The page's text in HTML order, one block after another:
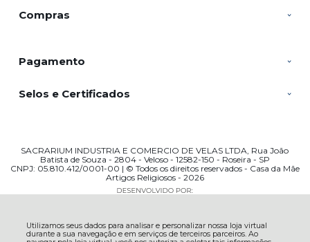
Utilizamos seus dados para analisar e personalizar nossa loja virtual
durante a sua navegação e em serviços de terceiros parceiros. Ao
Compras
Pagamento
Selos e Certificados
SACRARIUM INDUSTRIA E COMERCIO DE VELAS LTDA, Rua João
Batista de Souza - 2804 - Veloso - 12582-150 - Roseira - SP
CNPJ: 05.810.412/0001-00 | © Todos os direitos reservados - Casa da Mãe
Artigos Religiosos - 2026